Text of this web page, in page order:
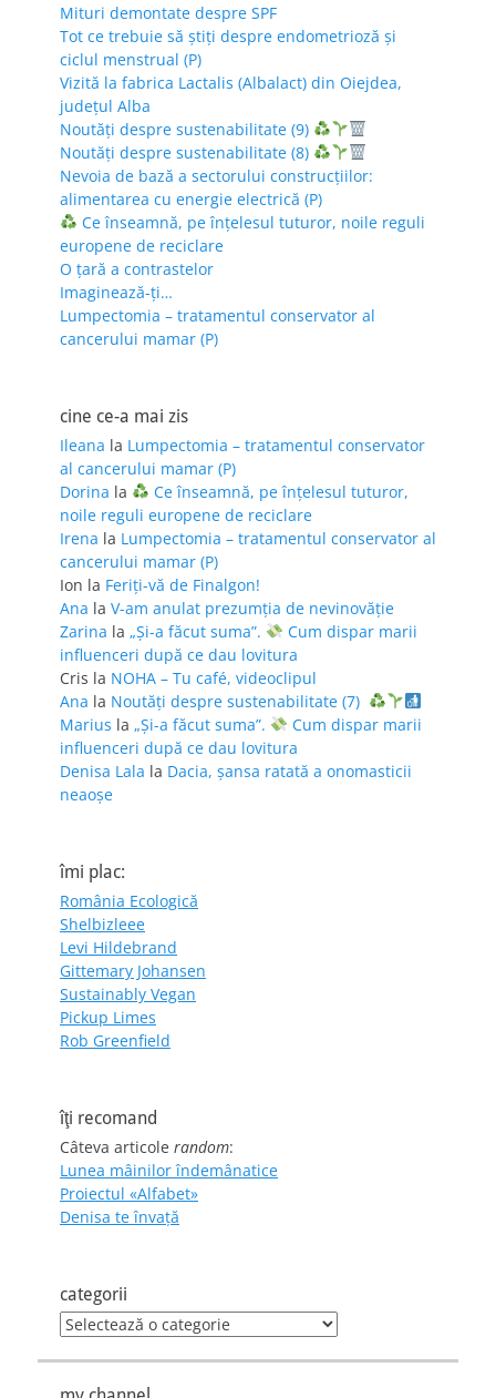
Mituri demontate despre SPF
Tot ce trebuie să știți despre endometrioză și
ciclul menstrual (P)
Vizită la fabrica Lactalis (Albalact) din Oiejdea,
județul Alba
Noutăți despre sustenabilitate (9)
Noutăți despre sustenabilitate (8)
Nevoia de bază a sectorului construcțiilor:
alimentarea cu energie electrică (P)
Ce înseamnă, pe înțelesul tuturor, noile reguli
europene de reciclare
O țară a contrastelor
Imaginează-ți…
Lumpectomia – tratamentul conservator al
cancerului mamar (P)
cine ce-a mai zis
Ileana la Lumpectomia – tratamentul conservator
al cancerului mamar (P)
Dorina la
Ce înseamnă, pe înțelesul tuturor,
noile reguli europene de reciclare
Irena la Lumpectomia – tratamentul conservator al
cancerului mamar (P)
Ion la Feriţi-vă de Finalgon!
Ana la V-am anulat prezumția de nevinovăție
Zarina la „Și-a făcut suma”.
Cum dispar marii
influenceri după ce dau lovitura
Cris la NOHA – Tu café, videoclipul
Ana la Noutăți despre sustenabilitate (7)
Marius la „Și-a făcut suma”.
Cum dispar marii
influenceri după ce dau lovitura
Denisa Lala la Dacia, șansa ratată a onomasticii
neaoșe
îmi plac:
România Ecologică
Shelbizleee
Levi Hildebrand
Gittemary Johansen
Sustainably Vegan
Pickup Limes
Rob Greenfield
îţi recomand
Câteva articole random:
Lunea mâinilor îndemânatice
Proiectul «Alfabet»
Denisa te învaţă
categorii
categorii